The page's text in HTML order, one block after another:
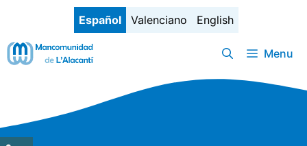
contenido
Español Valenciano English
Menu